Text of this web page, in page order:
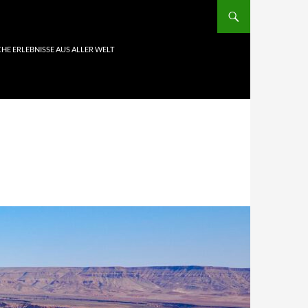
ERLEBNISSE AUS ALLER WELT